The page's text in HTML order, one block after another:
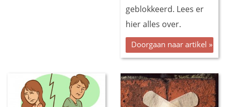
geblokkeerd. Lees er
hier alles over.
Doorgaan naar artikel »